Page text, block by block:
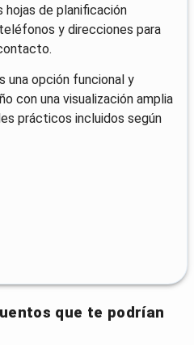
hojas de planificación
y direcciones para
una opción funcional y
con una visualización amplia
prácticos incluidos según
que te podrían